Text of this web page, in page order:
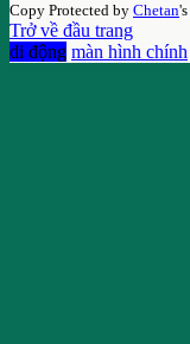
Copy Protected by Chetan's
Trở về đầu trang
di động màn hình chính